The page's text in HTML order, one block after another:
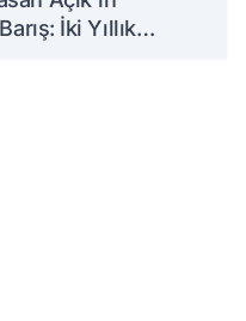
İki Yıllık